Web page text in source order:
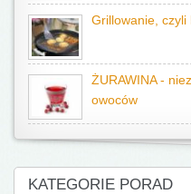
Grillowanie, czyli
ŻURAWINA -
owoców
KATEGORIE PORAD